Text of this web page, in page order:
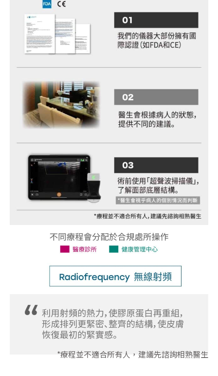
*療程並不適合所有人，建議先諮詢相熟醫生